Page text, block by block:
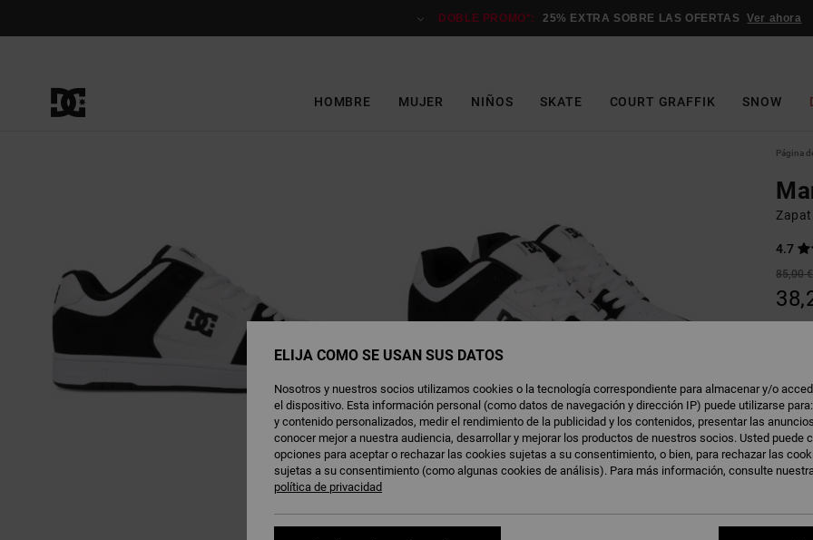
DOBLE PROMO*: 25% EXTRA SOBRE LAS OFERTAS Ver ahora
HOMBRE MUJER NIÑOS SKATE COURT GRAFFIK SNOW
Página
4.7
85,00 €
Color
ELIJA CÓMO SE USAN SUS DATOS
Nosotros y nuestros socios utilizamos cookies o la tecnología correspondiente para almacenar y/o
el dispositivo. Esta información personal (como datos de navegación y dirección IP) puede utilizarse
y contenido personalizados, medir el rendimiento de la publicidad y los contenidos, presentar las
conocer mejor a nuestra audiencia, desarrollar y mejorar los productos de nuestros socios. Usted puede
opciones para aceptar o rechazar las cookies sujetas a su consentimiento, o bien, para rechazar las
sujetas a su consentimiento (como algunas cookies de análisis). Para más información, consulte
política de privacidad